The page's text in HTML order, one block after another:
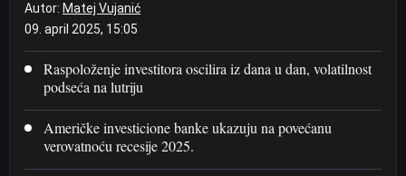
Autor: Matej Vujanić
09. april 2025, 15:05
Raspoloženje investitora oscilira iz dana u dan, volatilnost
podseća na lutriju
Američke investicione banke ukazuju na povećanu
verovatnoću recesije 2025.